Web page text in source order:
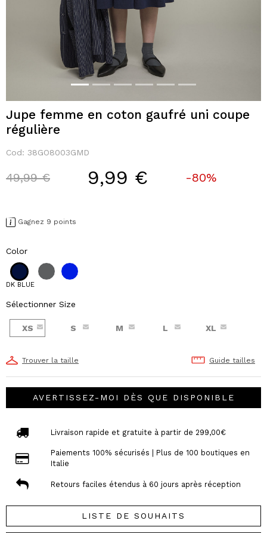
Jupe femme en coton gaufré uni coupe
régulière
Cod: 38GO8003GMD
Price reduced from
49,99 €to 9,99 € -80%
Gagnez 9 points
Color
DK BLUE
Sélectionner Size
XS S M L XL
Trouver la taille Guide tailles
AVERTISSEZ-MOI DÈS QUE DISPONIBLE
Livraison rapide et gratuite à partir de 299,00€
Paiements 100% sécurisés | Plus de 100 boutiques en
Italie
Retours faciles étendus à 60 jours après réception
LISTE DE SOUHAITS